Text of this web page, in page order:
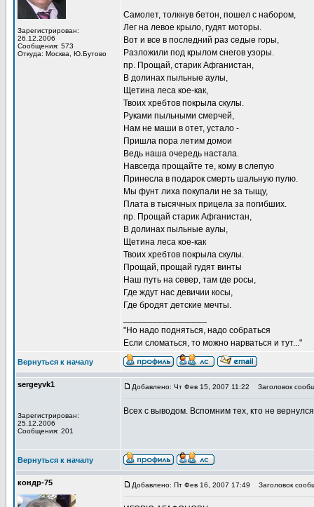
Зарегистрирован:
26.12.2006
Сообщения: 573
Откуда: Москва, Ю.Бутово
Самолет, толкнув бетон, пошел с набором,
Лег на левое крыло, гудят моторы.
Вот и все в последний раз седые горы,
Разложили под крылом снегов узоры.
пр. Прощай, старик Афганистан,
В долинах пыльные аулы,
Щетина леса кое-как,
Твоих хребтов покрыла скулы.
Руками пыльными смерчей,
Нам не маши в отет, устало -
Пришла пора летим домои
Ведь наша очередь настала.
Навсегда прощайте те, кому в слепую
Принесла в подарок смерть шальную пулю.
Мы фунт лиха покупали не за тыщу,
Плата в тысячных прицела за погибших.
пр. Прощай старик Афганистан,
В долинах пыльные аулы,
Щетина леса кое-как
Твоих хребтов покрыла скулы.
Прощай, прощай гудят винты
Наш путь на север, там где росы,
Где ждут нас девичии косы,
Где бродят детские мечты.
"Но надо подняться, надо собраться
Если сломаться, то можно нарваться и тут..."
Вернуться к началу
sergeyvk1
Зарегистрирован:
25.12.2006
Сообщения: 201
Добавлено: Чт Фев 15, 2007 11:22 Заголовок
Всех с выводом. Вспомним тех, кто не
Вернуться к началу
кондр-75 Добавлено: Пт Фев 16, 2007 17:49 Заголовок